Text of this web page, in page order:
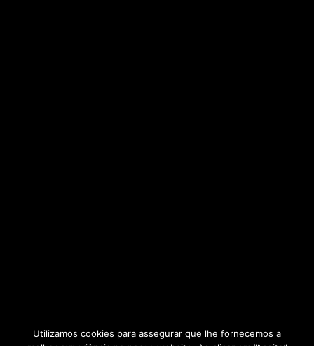
Utilizamos cookies para assegurar que lhe fornecemos a